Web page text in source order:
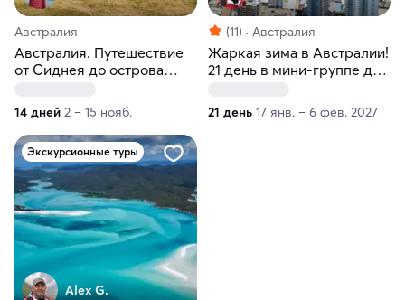
Австралия
Австралия. Путешествие
от Сиднея до острова
14 дней 2 – 15 нояб.
(11) Австралия
Жаркая зима в Австралии!
21 день в мини-группе до
21 день 17 янв. – 6 фев. 2027
Экскурсионные туры
Alex G.